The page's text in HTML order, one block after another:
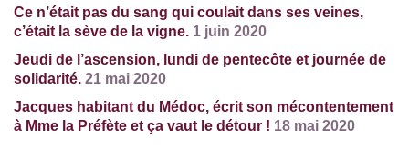
Ce n’était pas du sang qui coulait dans ses veines,
c’était la sève de la vigne. 1 juin 2020
Jeudi de l’ascension, lundi de pentecôte et journée de
solidarité. 21 mai 2020
Jacques habitant du Médoc, écrit son mécontentement
à Mme la Préfète et ça vaut le détour ! 18 mai 2020